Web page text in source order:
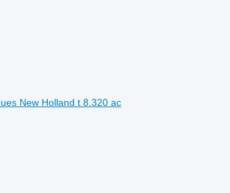
New Holland t 8.320 ac